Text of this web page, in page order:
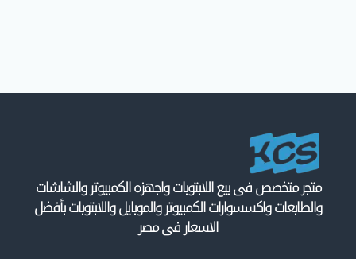
متجر متخصص فى بيع اللابتوبات واجهزه الكمبيوتر والشاشات
والطابعات واكسسوارات الكمبيوتر والموبايل واللابتوبات بأفضل
الاسعار فى مصر